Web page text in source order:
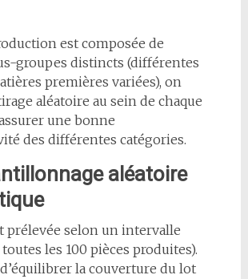
est composée de
groupes distincts (différentes
premières variées), on
aléatoire au sein de chaque
une bonne
des différentes catégories.
aléatoire
prélevée selon un intervalle
les 100 pièces produites).
la couverture du lot